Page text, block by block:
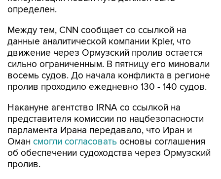
определен.
Между тем, CNN сообщает со ссылкой на
данные аналитической компании Kpler, что
движение через Ормузский пролив остается
сильно ограниченным. В пятницу его миновали
восемь судов. До начала конфликта в регионе
пролив проходило ежедневно 130 - 140 судов.
Накануне агентство IRNA со ссылкой на
представителя комиссии по нацбезопасности
парламента Ирана передавало, что Иран и
Оман смогли согласовать основы соглашения
об обеспечении судоходства через Ормузский
пролив.